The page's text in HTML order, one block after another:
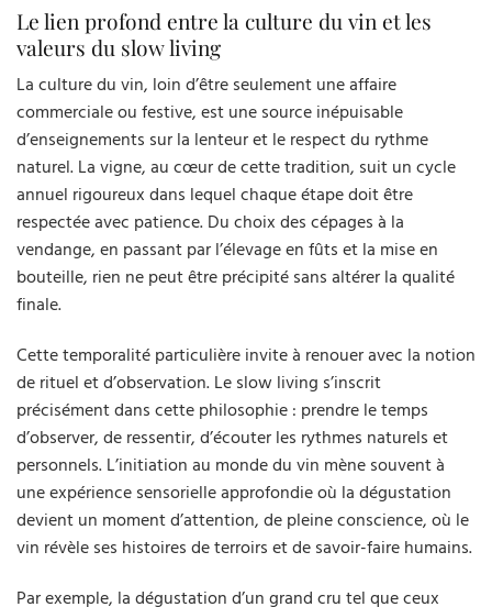
Le lien profond entre la culture du vin et les
valeurs du slow living
La culture du vin, loin d’être seulement une affaire
commerciale ou festive, est une source inépuisable
d’enseignements sur la lenteur et le respect du rythme
naturel. La vigne, au cœur de cette tradition, suit un cycle
annuel rigoureux dans lequel chaque étape doit être
respectée avec patience. Du choix des cépages à la
vendange, en passant par l’élevage en fûts et la mise en
bouteille, rien ne peut être précipité sans altérer la qualité
finale.
Cette temporalité particulière invite à renouer avec la notion
de rituel et d’observation. Le slow living s’inscrit
précisément dans cette philosophie : prendre le temps
d’observer, de ressentir, d’écouter les rythmes naturels et
personnels. L’initiation au monde du vin mène souvent à
une expérience sensorielle approfondie où la dégustation
devient un moment d’attention, de pleine conscience, où le
vin révèle ses histoires de terroirs et de savoir-faire humains.
Par exemple, la dégustation d’un grand cru tel que ceux